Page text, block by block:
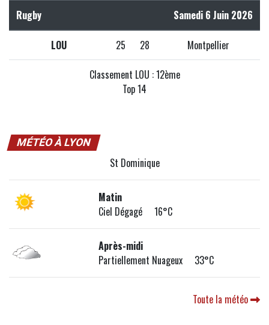
Rugby Samedi 6 Juin 2026
LOU 25 28 Montpellier
Classement LOU : 12ème
Top 14
MÉTÉO À LYON
St Dominique
Matin
Ciel Dégagé 16°C
Après-midi
Partiellement Nuageux 33°C
Toute la météo